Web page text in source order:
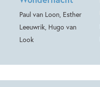
Paul van Loon, Esther
Leeuwrik, Hugo van
Look